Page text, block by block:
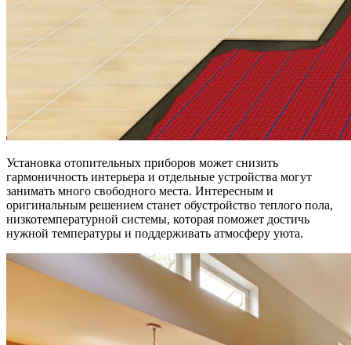
Установка отопительных приборов может снизить
гармоничность интерьера и отдельные устройства могут
занимать много свободного места. Интересным и
оригинальным решением станет обустройство теплого пола,
низкотемпературной системы, которая поможет достичь
нужной температуры и поддерживать атмосферу уюта.